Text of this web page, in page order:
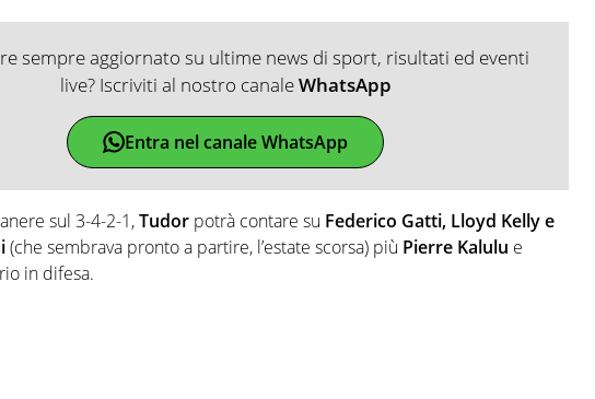
sempre aggiornato su ultime news di sport, risultati ed eventi
live? Iscriviti al nostro canaleWhatsApp
Entra nel canale WhatsApp
sul 3-4-2-1,Tudor potrà contare su Federico Gatti, Lloyd Kelly e
(che sembrava pronto a partire, l’estate scorsa) più Pierre Kalulu e
in difesa.